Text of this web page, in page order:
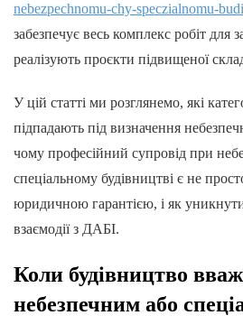
nebezpechnomu-chy-speczialnomu-
забезпечує весь комплекс робіт для
реалізують проєкти підвищеної
У цій статті ми розглянемо, які
підпадають під визначення
чому професійний супровід при
спеціальному будівництві є не
юридичною гарантією, і як
взаємодії з ДАБІ.
Коли будівництво
небезпечним або